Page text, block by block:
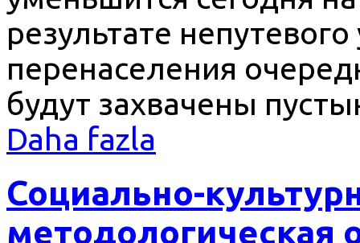
результате
перенаселения
будут захвачены
Daha fazla
Социально-
методологическая